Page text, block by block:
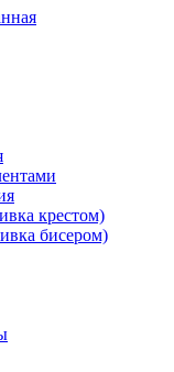
крестом)
бисером)